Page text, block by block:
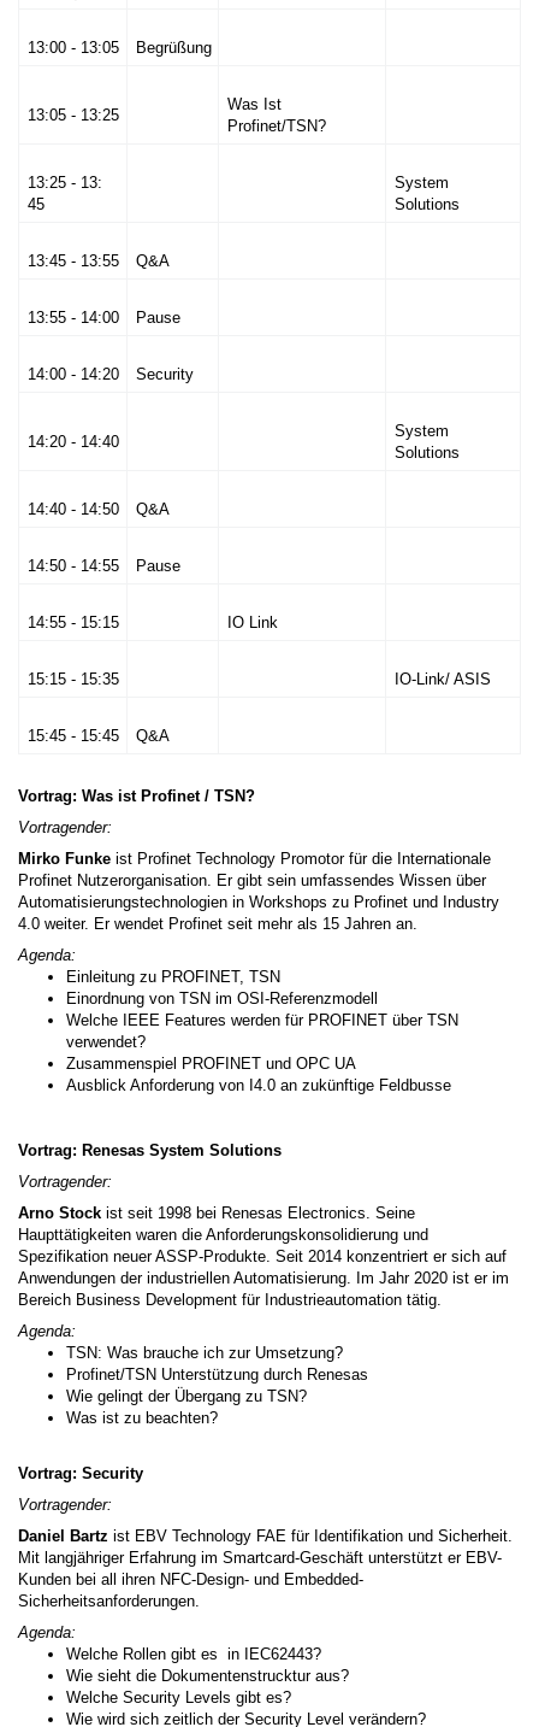
13:00 - 13:05 Begrüßung
13:05 - 13:25
Was Ist
Profinet/TSN?
13:25 - 13:
45
System
Solutions
13:45 - 13:55 Q&A
13:55 - 14:00 Pause
14:00 - 14:20 Security
14:20 - 14:40
System
Solutions
14:40 - 14:50 Q&A
14:50 - 14:55 Pause
14:55 - 15:15 IO Link
15:15 - 15:35 IO-Link/ ASIS
15:45 - 15:45 Q&A
Vortrag: Was ist Profinet / TSN?
Vortragender:
Mirko Funke ist Profinet Technology Promotor für die Internationale
Profinet Nutzerorganisation. Er gibt sein umfassendes Wissen über
Automatisierungstechnologien in Workshops zu Profinet und Industry
4.0 weiter. Er wendet Profinet seit mehr als 15 Jahren an.
Agenda:
Einleitung zu PROFINET, TSN
Einordnung von TSN im OSI-Referenzmodell
Welche IEEE Features werden für PROFINET über TSN
verwendet?
Zusammenspiel PROFINET und OPC UA
Ausblick Anforderung von I4.0 an zukünftige Feldbusse
Vortrag: Renesas System Solutions
Vortragender:
Arno Stock ist seit 1998 bei Renesas Electronics. Seine
Haupttätigkeiten waren die Anforderungskonsolidierung und
Spezifikation neuer ASSP-Produkte. Seit 2014 konzentriert er sich auf
Anwendungen der industriellen Automatisierung. Im Jahr 2020 ist er im
Bereich Business Development für Industrieautomation tätig.
Agenda:
TSN: Was brauche ich zur Umsetzung?
Profinet/TSN Unterstützung durch Renesas
Wie gelingt der Übergang zu TSN?
Was ist zu beachten?
Vortrag: Security
Vortragender:
Daniel Bartz ist EBV Technology FAE für Identifikation und Sicherheit.
Mit langjähriger Erfahrung im Smartcard-Geschäft unterstützt er EBV-
Kunden bei all ihren NFC-Design- und Embedded-
Sicherheitsanforderungen.
Agenda:
Welche Rollen gibt es in IEC62443?
Wie sieht die Dokumentenstrucktur aus?
Welche Security Levels gibt es?
Wie wird sich zeitlich der Security Level verändern?